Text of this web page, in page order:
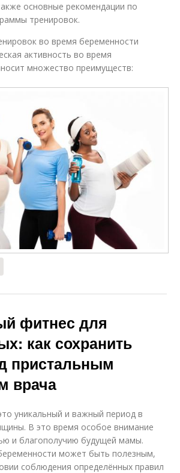
основные рекомендации по
тренировок.
во время беременности
активность во время
множество преимуществ:
фитнес для
как сохранить
пристальным
врача
уникальный и важный период в
В это время особое внимание
и благополучию будущей мамы.
может быть полезным,
соблюдения определённых правил